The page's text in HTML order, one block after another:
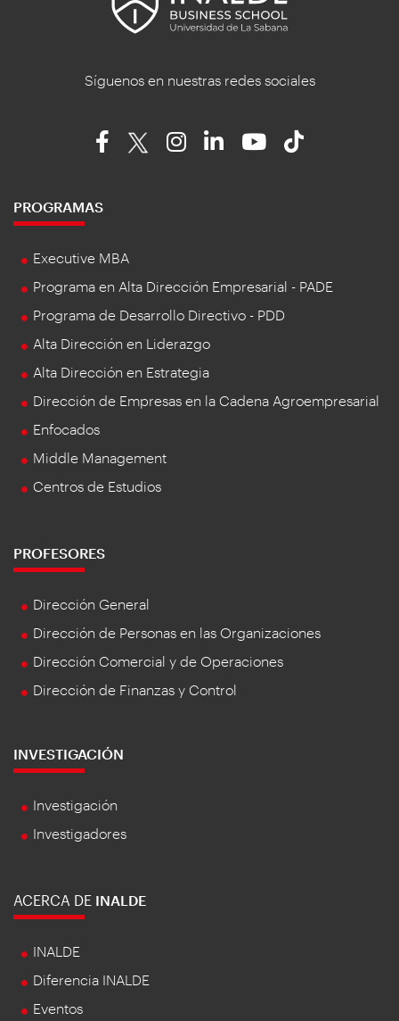
Síguenos en nuestras redes sociales
PROGRAMAS
Executive MBA
Programa en Alta Dirección Empresarial - PADE
Programa de Desarrollo Directivo - PDD
Alta Dirección en Liderazgo
Alta Dirección en Estrategia
Dirección de Empresas en la Cadena Agroempresarial
Enfocados
Middle Management
Centros de Estudios
PROFESORES
Dirección General
Dirección de Personas en las Organizaciones
Dirección Comercial y de Operaciones
Dirección de Finanzas y Control
INVESTIGACIÓN
Investigación
Investigadores
ACERCA DE INALDE
INALDE
Diferencia INALDE
Eventos